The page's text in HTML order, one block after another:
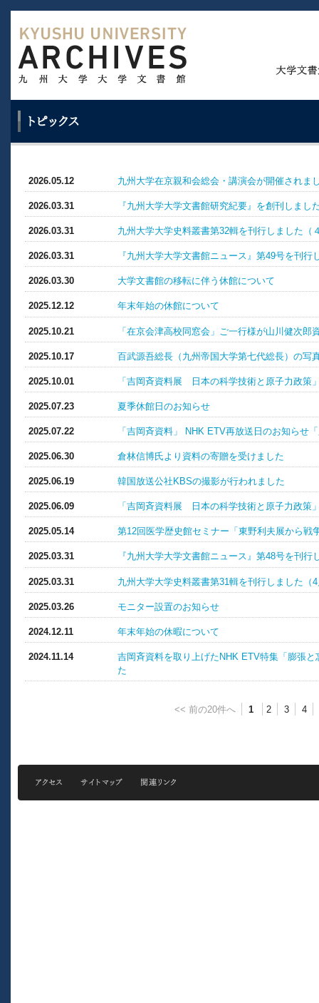
2026.05.12 九州大学在京親和会総会・講演会が開催されま
2026.03.31 『九州大学大学文書館研究紀要』を創刊しまし
2026.03.31 九州大学大学史料叢書第32輯を刊行しました（
2026.03.31 『九州大学大学文書館ニュース』第49号を刊行
2026.03.30 大学文書館の移転に伴う休館について
2025.12.12 年末年始の休館について
2025.10.21 「在京会津高校同窓会」ご一行様が山川健次郎
2025.10.17 百武源吾総長（九州帝国大学第七代総長）の写
2025.10.01 「吉岡斉資料展 日本の科学技術と原子力政策
2025.07.23 夏季休館日のお知らせ
2025.07.22 「吉岡斉資料」 NHK ETV再放送日のお知らせ
2025.06.30 倉林信博氏より資料の寄贈を受けました
2025.06.19 韓国放送公社KBSの撮影が行われました
2025.06.09 「吉岡斉資料展 日本の科学技術と原子力政策
2025.05.14 第12回医学歴史館セミナー「東野利夫展から戦
2025.03.31 『九州大学大学文書館ニュース』第48号を刊行
2025.03.31 九州大学大学史料叢書第31輯を刊行しました（
2025.03.26 モニター設置のお知らせ
2024.12.11 年末年始の休暇について
2024.11.14
吉岡斉資料を取り上げたNHK ETV特集「膨張
た
<< 前の20件へ 1 2 3 4